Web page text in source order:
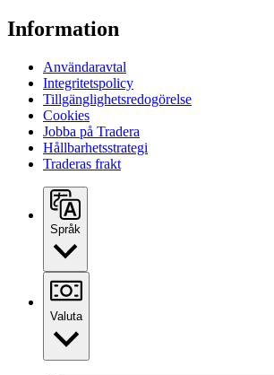
Information
Användaravtal
Integritetspolicy
Tillgänglighetsredogörelse
Cookies
Jobba på Tradera
Hållbarhetsstrategi
Traderas frakt
Språk
Valuta